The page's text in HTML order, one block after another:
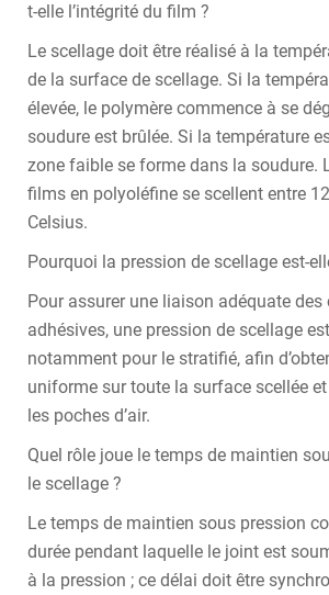
t-elle l’intégrité du film ?
Le scellage doit être réalisé à la
de la surface de scellage. Si la
élevée, le polymère commence à se
soudure est brûlée. Si la température
zone faible se forme dans la soudure.
films en polyoléfine se scellent entre
Celsius.
Pourquoi la pression de scellage est-
Pour assurer une liaison adéquate des
adhésives, une pression de scellage
notamment pour le stratifié, afin
uniforme sur toute la surface scellée
les poches d’air.
Quel rôle joue le temps de maintien
le scellage ?
Le temps de maintien sous pression
durée pendant laquelle le joint est
à la pression ; ce délai doit être